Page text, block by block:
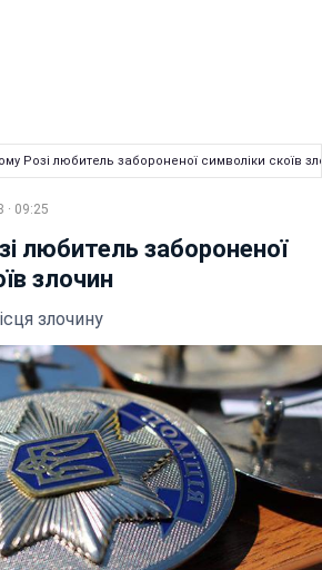
Розі любитель забороненої символіки скоїв
· 09:25
любитель забороненої
злочин
злочину